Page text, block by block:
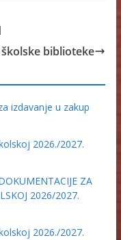
biblioteke
izdavanje u zakup
2026./2027.
ZA
2026/2027.
2026./2027.